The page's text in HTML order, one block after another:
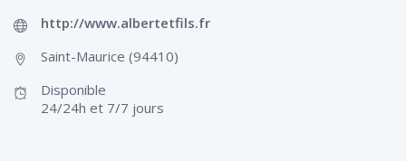
http://www.albertetfils.fr
Saint-Maurice (94410)
Disponible
24/24h et 7/7 jours